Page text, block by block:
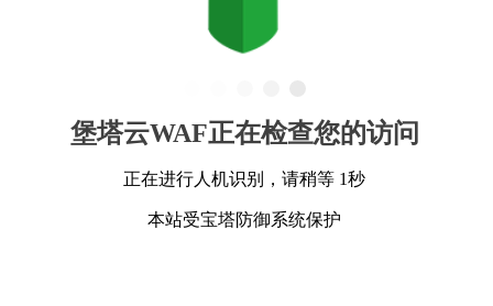
堡塔云WAF正在检查您的访问
正在进行人机识别，请稍等 1秒
本站受宝塔防御系统保护